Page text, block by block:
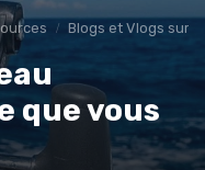
Blogs et Vlogs sur
que vous